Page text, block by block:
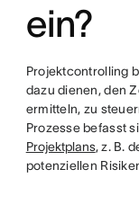
ein?
Projektcontrolling
dazu dienen, den
ermitteln, zu
Prozesse befasst
Projektplans, z.​ B.
potenziellen